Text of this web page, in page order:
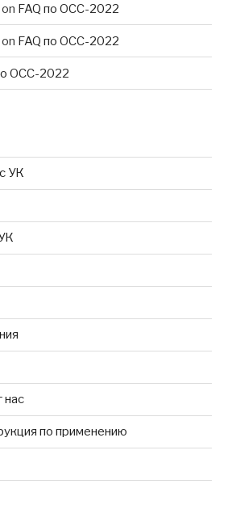
on FAQ по ОСС-2022
on FAQ по ОСС-2022
ОСС-2022
УК
нас
по применению